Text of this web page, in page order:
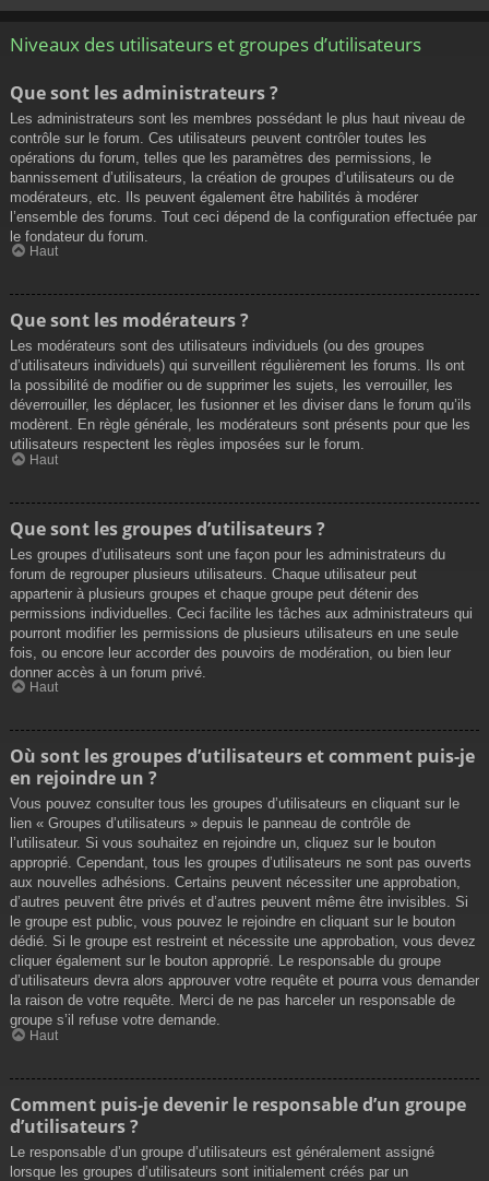
Niveaux des utilisateurs et groupes d’utilisateurs
Que sont les administrateurs ?
Les administrateurs sont les membres possédant le plus haut niveau de
contrôle sur le forum. Ces utilisateurs peuvent contrôler toutes les
opérations du forum, telles que les paramètres des permissions, le
bannissement d’utilisateurs, la création de groupes d’utilisateurs ou de
modérateurs, etc. Ils peuvent également être habilités à modérer
l’ensemble des forums. Tout ceci dépend de la configuration effectuée par
le fondateur du forum.
Haut
Que sont les modérateurs ?
Les modérateurs sont des utilisateurs individuels (ou des groupes
d’utilisateurs individuels) qui surveillent régulièrement les forums. Ils ont
la possibilité de modifier ou de supprimer les sujets, les verrouiller, les
déverrouiller, les déplacer, les fusionner et les diviser dans le forum qu’ils
modèrent. En règle générale, les modérateurs sont présents pour que les
utilisateurs respectent les règles imposées sur le forum.
Haut
Que sont les groupes d’utilisateurs ?
Les groupes d’utilisateurs sont une façon pour les administrateurs du
forum de regrouper plusieurs utilisateurs. Chaque utilisateur peut
appartenir à plusieurs groupes et chaque groupe peut détenir des
permissions individuelles. Ceci facilite les tâches aux administrateurs qui
pourront modifier les permissions de plusieurs utilisateurs en une seule
fois, ou encore leur accorder des pouvoirs de modération, ou bien leur
donner accès à un forum privé.
Haut
Où sont les groupes d’utilisateurs et comment puis-je
en rejoindre un ?
Vous pouvez consulter tous les groupes d’utilisateurs en cliquant sur le
lien « Groupes d’utilisateurs » depuis le panneau de contrôle de
l’utilisateur. Si vous souhaitez en rejoindre un, cliquez sur le bouton
approprié. Cependant, tous les groupes d’utilisateurs ne sont pas ouverts
aux nouvelles adhésions. Certains peuvent nécessiter une approbation,
d’autres peuvent être privés et d’autres peuvent même être invisibles. Si
le groupe est public, vous pouvez le rejoindre en cliquant sur le bouton
dédié. Si le groupe est restreint et nécessite une approbation, vous devez
cliquer également sur le bouton approprié. Le responsable du groupe
d’utilisateurs devra alors approuver votre requête et pourra vous demander
la raison de votre requête. Merci de ne pas harceler un responsable de
groupe s’il refuse votre demande.
Haut
Comment puis-je devenir le responsable d’un groupe
d’utilisateurs ?
Le responsable d’un groupe d’utilisateurs est généralement assigné
lorsque les groupes d’utilisateurs sont initialement créés par un